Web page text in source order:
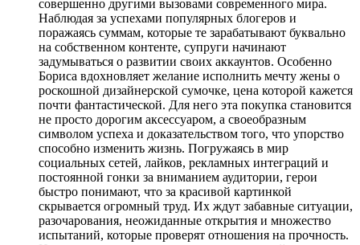
совершенно другими вызовами современного мира.
Наблюдая за успехами популярных блогеров и
поражаясь суммам, которые те зарабатывают буквально
на собственном контенте, супруги начинают
задумываться о развитии своих аккаунтов. Особенно
Бориса вдохновляет желание исполнить мечту жены о
роскошной дизайнерской сумочке, цена которой кажется
почти фантастической. Для него эта покупка становится
не просто дорогим аксессуаром, а своеобразным
символом успеха и доказательством того, что упорство
способно изменить жизнь. Погружаясь в мир
социальных сетей, лайков, рекламных интеграций и
постоянной гонки за вниманием аудитории, герои
быстро понимают, что за красивой картинкой
скрывается огромный труд. Их ждут забавные ситуации,
разочарования, неожиданные открытия и множество
испытаний, которые проверят отношения на прочность.